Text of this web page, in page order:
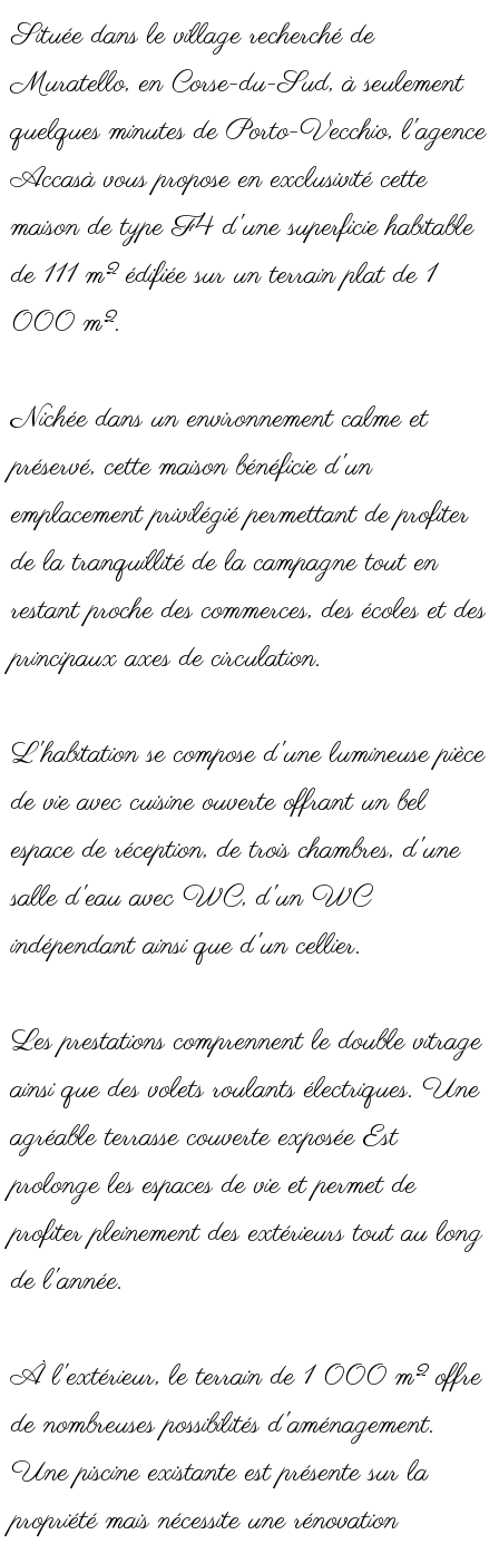
Située dans le village recherché de
Muratello, en Corse-du-Sud, à seulement
quelques minutes de Porto-Vecchio, l'agence
Accasà vous propose en exclusivité cette
maison de type F4 d'une superficie habitable
de 111 m² édifiée sur un terrain plat de 1
000 m².
Nichée dans un environnement calme et
préservé, cette maison bénéficie d'un
emplacement privilégié permettant de profiter
de la tranquillité de la campagne tout en
restant proche des commerces, des écoles et des
principaux axes de circulation.
L'habitation se compose d'une lumineuse pièce
de vie avec cuisine ouverte offrant un bel
espace de réception, de trois chambres, d'une
salle d'eau avec WC, d'un WC
indépendant ainsi que d'un cellier.
Les prestations comprennent le double vitrage
ainsi que des volets roulants électriques. Une
agréable terrasse couverte exposée Est
prolonge les espaces de vie et permet de
profiter pleinement des extérieurs tout au long
de l'année.
À l'extérieur, le terrain de 1 000 m² offre
de nombreuses possibilités d'aménagement.
Une piscine existante est présente sur la
propriété mais nécessite une rénovation